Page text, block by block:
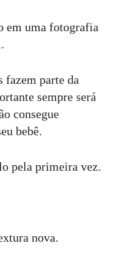
em uma fotografia
fazem parte da
sempre será
consegue
bebê.
pela primeira vez.
nova.